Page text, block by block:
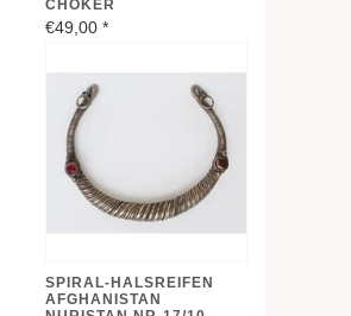
CHOKER
€49,00 *
SPIRAL-HALSREIFEN
AFGHANISTAN